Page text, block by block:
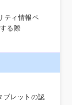
ティ情報ペ
る際
ブレットの認